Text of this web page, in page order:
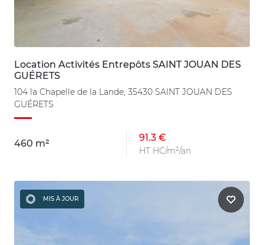
Location Activités Entrepôts SAINT JOUAN DES
GUÉRETS
104 la Chapelle de la Lande, 35430 SAINT JOUAN DES
GUÉRETS
460 m²
91.3 €
HT HC/m²/an
MIS À JOUR